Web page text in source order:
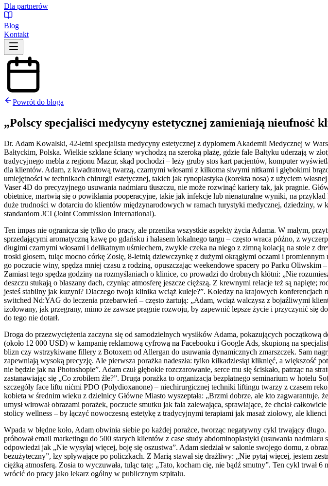
Dla partnerów
Blog
Kontakt
Powrót do bloga
„Polscy specjaliści medycyny estetycznej zamieniają nieufność
Dr. Adam Kowalski, 42-letni specjalista medycyny estetycznej z dyplomem Akademii Medycznej w
Bałtyckim, Polska. Wielkie szklane ściany wychodzą na szeroką plażę, gdzie fale Bałtyku uderzają w
tradycyjnego mebla z regionu Mazur, skąd pochodzi – leży gruby stos kart pacjentów, komputer
dla klientów. Adam, z kwadratową twarzą, czarnymi włosami z kilkoma siwymi nitkami i głębokimi
umiejętności w technikach chirurgii estetycznej, takich jak rynoplastyka (korekta nosa) z użyciem
Vaser 4D do precyzyjnego usuwania nadmiaru tłuszczu, nie może rozwinąć kariery tak, jak pragnie.
obietnice, martwią się o powikłania pooperacyjne, takie jak infekcje lub nienaturalne wyniki, na
duże trudności w dotarciu do klientów międzynarodowych w ramach turystyki medycznej, dziedziny,
standardom JCI (Joint Commission International).
Ten impas nie ogranicza się tylko do pracy, ale przenika wszystkie aspekty życia Adama. W małym,
sprzedającymi aromatyczną kawę po gdańsku i hałasem lokalnego targu – często wraca późno, z
długimi czarnymi włosami i delikatnym uśmiechem, zwykle czeka na niego z zimną kolacją na stole z
troski głosem, tuląc mocno córkę Zosię, 8-letnią dziewczynkę z dużymi okrągłymi oczami i
go poczucie winy, spędza mniej czasu z rodziną, opuszczając weekendowe spacery po Parku
Zamiast tego spędza godziny na rozmyślaniach o klinice, co prowadzi do drobnych kłótni: „Nie
deszczu stukają o blaszany dach, czyniąc atmosferę jeszcze cięższą. Z krewnymi relacje też są napięte;
jesteś stabilny jak kuzyni? Dlaczego twoja klinika wciąż kuleje?”. Koledzy na krajowych
switched Nd:YAG do leczenia przebarwień – często żartują: „Adam, wciąż walczysz z bojaźliwymi
izolowany, jak przegrany, mimo że zawsze pragnie rozwoju, by zapewnić lepsze życie i przyczynić się
do tego nie dotarł.
Droga do przezwyciężenia zaczyna się od samodzielnych wysiłków Adama, pokazujących
(około 12 000 USD) w kampanię reklamową cyfrową na Facebooku i Google Ads, skupioną na
blizn czy wstrzykiwane fillery z Botoxem od Allergan do usuwania dynamicznych zmarszczek. Sam
zapewniają wysoką precyzję. Ale pierwsza porażka nadeszła: tylko kilkadziesiąt kliknięć, a większość
nie będzie jak na Photoshopie”. Adam czuł głębokie rozczarowanie, serce mu się ściskało, patrząc na
zastanawiając się „Co zrobiłem źle?”. Druga porażka to organizacja bezpłatnego seminarium w
szczegóły face liftu nićmi PDO (Polydioxanone) – niechirurgicznej techniki liftingu twarzy z czasem
kobieta w średnim wieku z dzielnicy Główne Miasto wyszeptała: „Brzmi dobrze, ale kto zagwarantuje,
umysł wirował obrazami porażek, poczucie smutku jak fala zalewająca, sprawiające, że chciał
stolicy wellness – by łączyć nowoczesną estetykę z tradycyjnymi terapiami jak masaż ziołowy, ale
Wpada w błędne koło, Adam obwinia siebie po każdej porażce, tworząc negatywny cykl trwający
próbował email marketingu do 500 starych klientów z case study abdominoplastyki (usuwania
odpowiedzi jak „Nie wysyłaj więcej, boję się oszustwa”. Adam siedział w salonie swojego domu, z
bezużyteczny”, łzy spływające po policzkach. Z Marią stawał się drażliwy: „Nie pytaj więcej, jestem
ciężką atmosferą. Zosia to wyczuwała, tuląc tatę: „Tato, kocham cię, nie bądź smutny”. Ten cykl
wrócić do pracy jako lekarz ogólny w publicznym szpitalu.